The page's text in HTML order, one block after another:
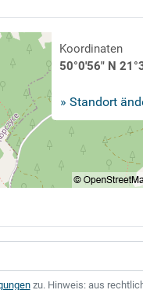
Koordinaten
50°0'56" N
» Standort
zu. Hinweis: aus